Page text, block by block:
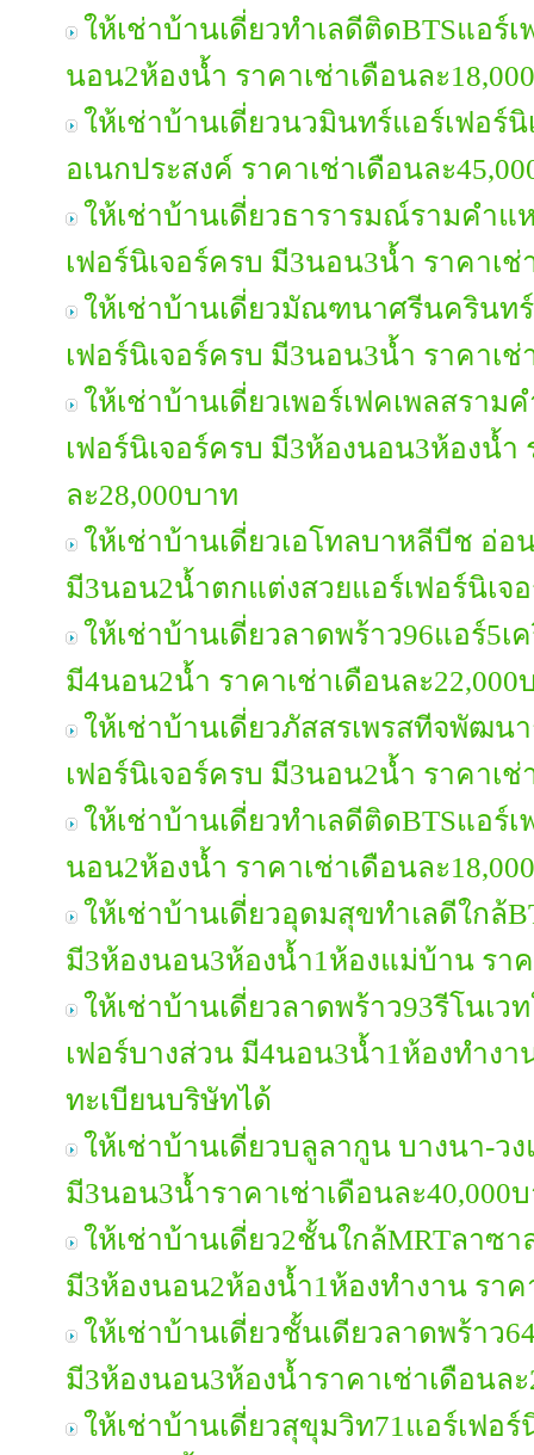
ให้เช่าบ้านเดี่ยวทำเลดีติดBTSแอร์
นอน2ห้องน้ำ ราคาเช่าเดือนละ
ให้เช่าบ้านเดี่ยวนวมินทร์แอร์เฟอร์
อเนกประสงค์ ราคาเช่าเดือนละ
ให้เช่าบ้านเดี่ยวธารารมณ์รามคำแ
เฟอร์นิเจอร์ครบ มี3นอน3น้ำ ราคาเช่
ให้เช่าบ้านเดี่ยวมัณฑนาศรีนครินท
เฟอร์นิเจอร์ครบ มี3นอน3น้ำ ราคาเช่
ให้เช่าบ้านเดี่ยวเพอร์เฟคเพลสราม
เฟอร์นิเจอร์ครบ มี3ห้องนอน3ห้องน้ำ
ละ28,000บาท
ให้เช่าบ้านเดี่ยวเอโทลบาหลีบีช อ่อ
มี3นอน2น้ำตกแต่งสวยแอร์เฟอร์นิเจ
ให้เช่าบ้านเดี่ยวลาดพร้าว96แอร์5เ
มี4นอน2น้ำ ราคาเช่าเดือนละ22,000
ให้เช่าบ้านเดี่ยวภัสสรเพรสทีจพัฒน
เฟอร์นิเจอร์ครบ มี3นอน2น้ำ ราคาเช่
ให้เช่าบ้านเดี่ยวทำเลดีติดBTSแอร์
นอน2ห้องน้ำ ราคาเช่าเดือนละ
ให้เช่าบ้านเดี่ยวอุดมสุขทำเลดีใกล้
มี3ห้องนอน3ห้องน้ำ1ห้องแม่บ้าน ราค
ให้เช่าบ้านเดี่ยวลาดพร้าว93รีโนเว
เฟอร์บางส่วน มี4นอน3น้ำ1ห้องทำงา
ทะเบียนบริษัทได้
ให้เช่าบ้านเดี่ยวบลูลากูน บางนา-ว
มี3นอน3น้ำราคาเช่าเดือนละ40,000
ให้เช่าบ้านเดี่ยว2ชั้นใกล้MRTลาซา
มี3ห้องนอน2ห้องน้ำ1ห้องทำงาน ราค
ให้เช่าบ้านเดี่ยวชั้นเดียวลาดพร้าว
มี3ห้องนอน3ห้องน้ำราคาเช่าเดือนละ
ให้เช่าบ้านเดี่ยวสุขุมวิท71แอร์เฟอร์